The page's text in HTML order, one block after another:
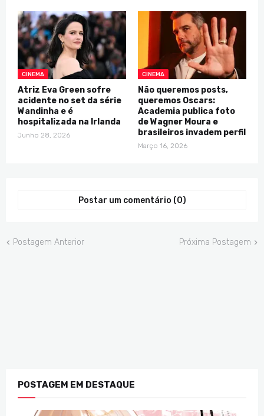
CINEMA
Atriz Eva Green sofre
acidente no set da série
Wandinha e é
hospitalizada na Irlanda
Junho 28, 2026
CINEMA
Não queremos posts,
queremos Oscars:
Academia publica foto
de Wagner Moura e
brasileiros invadem perfil
Março 16, 2026
Postar um comentário (0)
Postagem Anterior Próxima Postagem
POSTAGEM EM DESTAQUE